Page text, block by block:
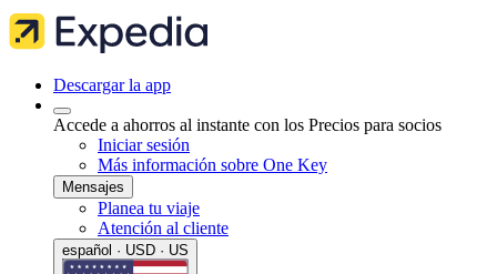
Descargar la app
Accede a ahorros al instante con los Precios para socios
Iniciar sesión
Más información sobre One Key
Mensajes
Planea tu viaje
Atención al cliente
español · USD · US